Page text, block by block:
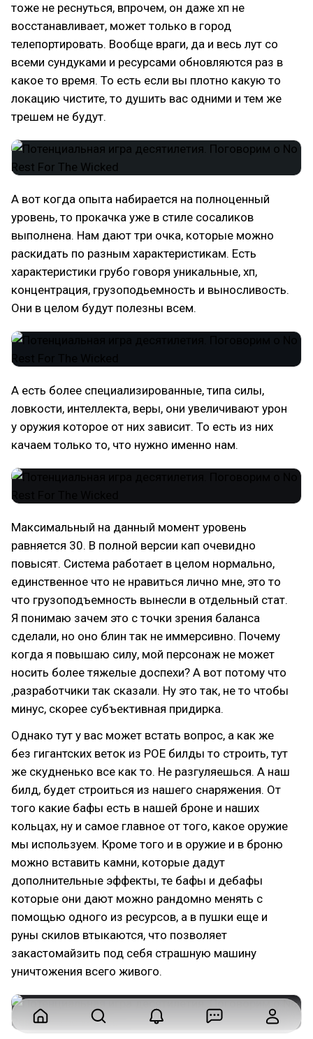
тоже не реснуться, впрочем, он даже хп не
восстанавливает, может только в город
телепортировать. Вообще враги, да и весь лут со
всеми сундуками и ресурсами обновляются раз в
какое то время. То есть если вы плотно какую то
локацию чистите, то душить вас одними и тем же
трешем не будут.
А вот когда опыта набирается на полноценный
уровень, то прокачка уже в стиле сосаликов
выполнена. Нам дают три очка, которые можно
раскидать по разным характеристикам. Есть
характеристики грубо говоря уникальные, хп,
концентрация, грузоподьемность и выносливость.
Они в целом будут полезны всем.
А есть более специализированные, типа силы,
ловкости, интеллекта, веры, они увеличивают урон
у оружия которое от них зависит. То есть из них
качаем только то, что нужно именно нам.
Максимальный на данный момент уровень
равняется 30. В полной версии кап очевидно
повысят. Система работает в целом нормально,
единственное что не нравиться лично мне, это то
что грузоподъемность вынесли в отдельный стат.
Я понимаю зачем это с точки зрения баланса
сделали, но оно блин так не иммерсивно. Почему
когда я повышаю силу, мой персонаж не может
носить более тяжелые доспехи? А вот потому что
,разработчики так сказали. Ну это так, не то чтобы
минус, скорее субъективная придирка.
Однако тут у вас может встать вопрос, а как же
без гигантских веток из POE билды то строить, тут
же скудненько все как то. Не разгуляешься. А наш
билд, будет строиться из нашего снаряжения. От
того какие бафы есть в нашей броне и наших
кольцах, ну и самое главное от того, какое оружие
мы используем. Кроме того и в оружие и в броню
можно вставить камни, которые дадут
дополнительные эффекты, те бафы и дебафы
которые они дают можно рандомно менять с
помощью одного из ресурсов, а в пушки еще и
руны скилов втыкаются, что позволяет
закастомайзить под себя страшную машину
уничтожения всего живого.